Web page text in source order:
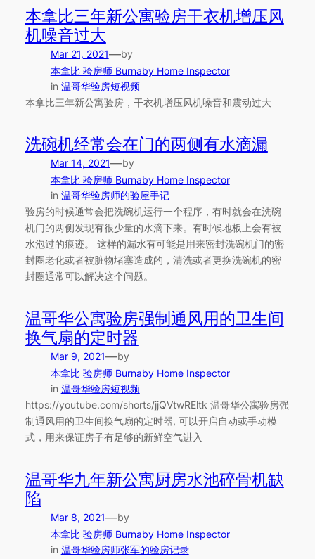
本拿比三年新公寓验房干衣机增压风
机噪音过大
Mar 21, 2021—by
本拿比 验房师 Burnaby Home Inspector
in 温哥华验房短视频
本拿比三年新公寓验房，干衣机增压风机噪音和震动过大
洗碗机经常会在门的两侧有水滴漏
Mar 14, 2021—by
本拿比 验房师 Burnaby Home Inspector
in 温哥华验房师的验屋手记
验房的时候通常会把洗碗机运行一个程序，有时就会在洗碗
机门的两侧发现有很少量的水滴下来。有时候地板上会有被
水泡过的痕迹。 这样的漏水有可能是用来密封洗碗机门的密
封圈老化或者被脏物堵塞造成的，清洗或者更换洗碗机的密
封圈通常可以解决这个问题。
温哥华公寓验房强制通风用的卫生间
换气扇的定时器
Mar 9, 2021—by
本拿比 验房师 Burnaby Home Inspector
in 温哥华验房短视频
https://youtube.com/shorts/jjQVtwREltk 温哥华公寓验房强
制通风用的卫生间换气扇的定时器, 可以开启自动或手动模
式，用来保证房子有足够的新鲜空气进入
温哥华九年新公寓厨房水池碎骨机缺
陷
Mar 8, 2021—by
本拿比 验房师 Burnaby Home Inspector
in 温哥华验房师张军的验房记录